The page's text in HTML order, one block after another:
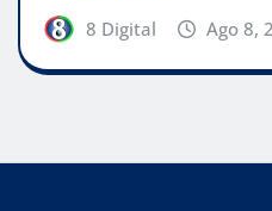
8 Digital Ago 8,